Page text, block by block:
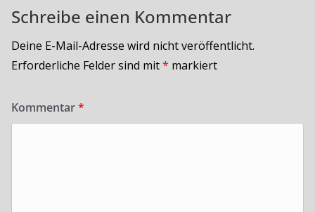
Schreibe einen Kommentar
Deine E-Mail-Adresse wird nicht veröffentlicht.
Erforderliche Felder sind mit* markiert
Kommentar*